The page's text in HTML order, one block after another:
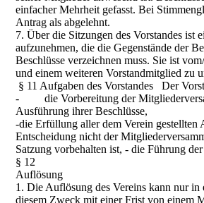
einfacher Mehrheit gefasst. Bei
Antrag als abgelehnt.
7. Über die Sitzungen des Vorstandes ist
aufzunehmen, die die Gegenstände der
Beschlüsse verzeichnen muss. Sie ist
und einem weiteren Vorstandmitglied zu
§ 11 Aufgaben des Vorstandes Der
- die Vorbereitung der
Ausführung ihrer Beschlüsse,
-die Erfüllung aller dem Verein gestellten
Entscheidung nicht der
Satzung vorbehalten ist, - die Führung
§ 12
Auflösung
1. Die Auflösung des Vereins kann nur in
diesem Zweck mit einer Frist von einem